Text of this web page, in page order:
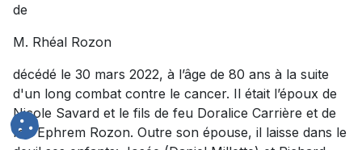
de
M. Rhéal Rozon
décédé le 30 mars 2022, à l’âge de 80 ans à la suite
d'un long combat contre le cancer. Il était l’époux de
Nicole Savard et le fils de feu Doralice Carrière et de
feu Ephrem Rozon. Outre son épouse, il laisse dans le